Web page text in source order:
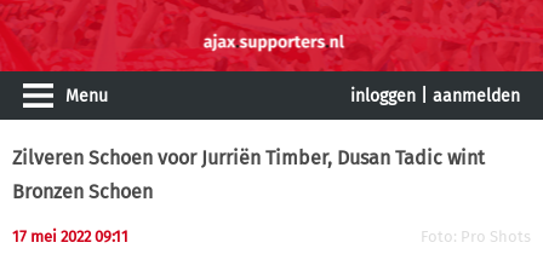
Menu inloggen aanmelden
Zilveren Schoen voor Jurriën Timber, Dusan Tadic wint
Bronzen Schoen
17 mei 2022 09:11 Foto: Pro Shots